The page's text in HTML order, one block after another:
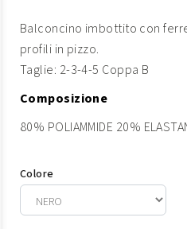
Balconcino imbottito con
profili in pizzo.
Taglie: 2-3-4-5 Coppa B
Composizione
80% POLIAMMIDE 20%
Colore